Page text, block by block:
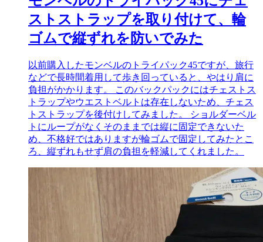
ストストラップを取り付けて、輪
ゴムで縦ずれを防いでみた
以前購入したモンベルのトライパック45ですが、旅行
などで長時間着用して歩き回っていると、やはり肩に
負担がかかります。 このバックパックにはチェストス
トラップやウエストベルトは存在しないため、チェス
トストラップを後付けしてみました。 ショルダーベル
トにループがなくそのままでは縦に固定できないた
め、不格好ではありますが輪ゴムで固定してみたとこ
ろ、縦ずれもせず肩の負担を軽減してくれました。